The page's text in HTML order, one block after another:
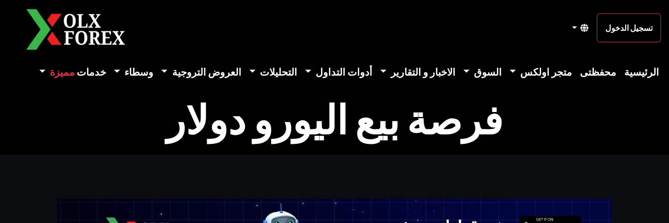
تسجيل الدخول
الرئيسية محفظتى متجر اولكس السوق الاخبار و التقارير أدوات التداول التحليلات العروض التروجية وسطاء خدمات مميزة
فرصة بيع اليورو دولار